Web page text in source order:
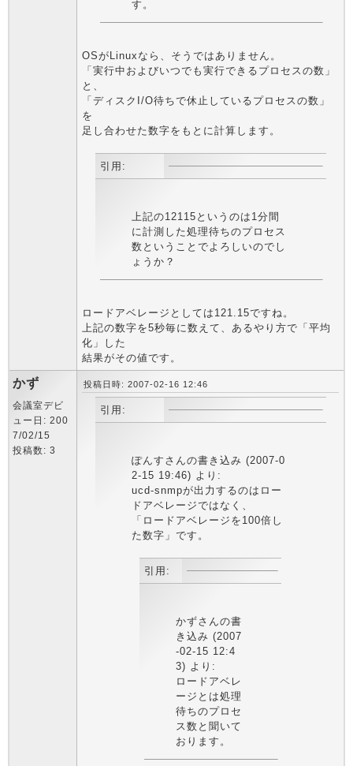
す。
OSがLinuxなら、そうではありません。
「実行中およびいつでも実行できるプロセスの数」
と、
「ディスクI/O待ちで休止しているプロセスの数」
を
足し合わせた数字をもとに計算します。
引用:
上記の12115というのは1分間
に計測した処理待ちのプロセス
数ということでよろしいのでし
ょうか？
ロードアベレージとしては121.15ですね。
上記の数字を5秒毎に数えて、あるやり方で「平均
化」した
結果がその値です。
かず
会議室デビ
ュー日: 200
7/02/15
投稿数: 3
投稿日時: 2007-02-16 12:46
引用:
ぽんすさんの書き込み (2007-0
2-15 19:46) より:
ucd-snmpが出力するのはロー
ドアベレージではなく、
「ロードアベレージを100倍し
た数字」です。
引用:
かずさんの書
き込み (2007
-02-15 12:4
3) より:
ロードアベレ
ージとは処理
待ちのプロセ
ス数と聞いて
おります。